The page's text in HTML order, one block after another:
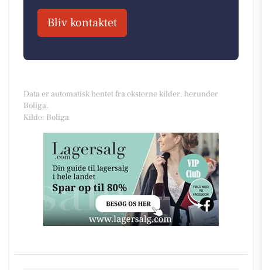
Bliv kontaktet
Data er automatisk hentet fra eksterne kilder, herunder
Boliga.
Kilde: Boliga